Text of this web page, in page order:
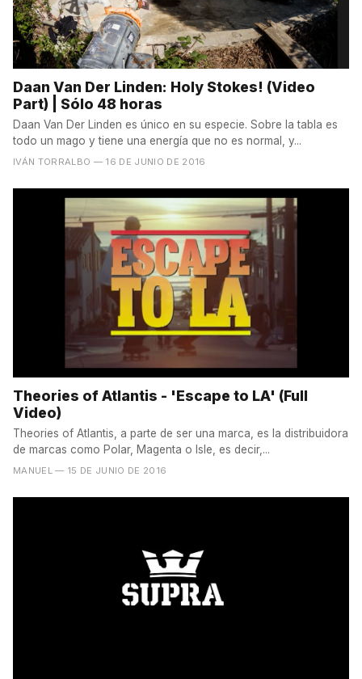
Daan Van Der Linden: Holy Stokes! (Video
Part) | Sólo 48 horas
Daan Van Der Linden es único en su especie. Sobre la tabla es
todo un mago y tiene una energía que no es normal, y...
IVÁN TORRALBO — 16 DE JUNIO DE 2016
Theories of Atlantis - 'Escape to LA' (Full
Video)
Theories of Atlantis, a parte de ser una marca, es la distribuidora
de marcas como Polar, Magenta o Isle, es decir,...
MANUEL — 15 DE JUNIO DE 2016